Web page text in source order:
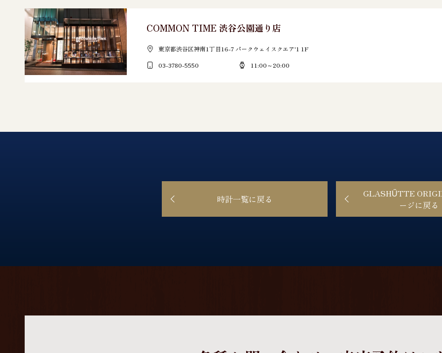
COMMON TIME 渋谷公園通り店
東京都渋谷区神南1丁目16-7 パークウェイスクエア'1 1F
03-3780-5550
11:00～20:00
時計一覧に戻る
GLASHŰTTE
ージに戻る